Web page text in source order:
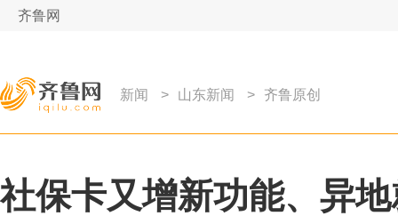
齐鲁网
新闻 > 山东新闻 > 齐鲁原创
社保卡又增新功能、异